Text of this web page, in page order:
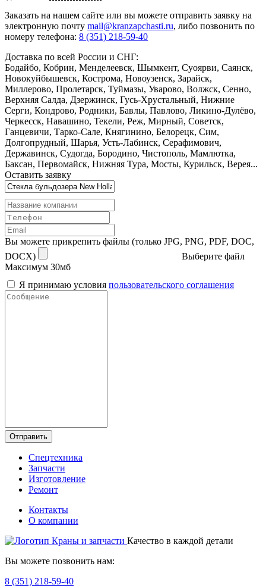
Заказать на нашем сайте или вы можете отправить заявку на
электронную почту mail@kranzapchasti.ru, либо позвонить по
номеру телефона: 8 (351) 218-59-40
Доставка по всей России и СНГ:
Бодайбо, Кобрин, Менделеевск, Шымкент, Суоярви, Саянск,
Новокуйбышевск, Кострома, Новоузенск, Зарайск,
Миллерово, Пролетарск, Туймазы, Уварово, Волжск, Сенно,
Верхняя Салда, Дзержинск, Гусь-Хрустальный, Нижние
Серги, Кондрово, Родники, Бавлы, Павлово, Ликино-Дулёво,
Черкесск, Навашино, Текели, Реж, Мирный, Советск,
Ганцевичи, Тарко-Сале, Княгинино, Белорецк, Сим,
Долгопрудный, Шарья, Усть-Лабинск, Серафимович,
Державинск, Судогда, Бородино, Чистополь, Мамлютка,
Баксан, Первомайск, Нижняя Тура, Мосты, Курильск, Верея...
Оставить заявку
Вы можете прикрепить файлы (только JPG, PNG, PDF, DOC,
DOCX)
Выберите файл
Максимум 30мб
Я принимаю условия пользовательского соглашения
Отправить
Спецтехника
Запчасти
Изготовление
Ремонт
Контакты
О компании
Качество в каждой детали
Вы можете позвонить нам:
8 (351) 218-59-40